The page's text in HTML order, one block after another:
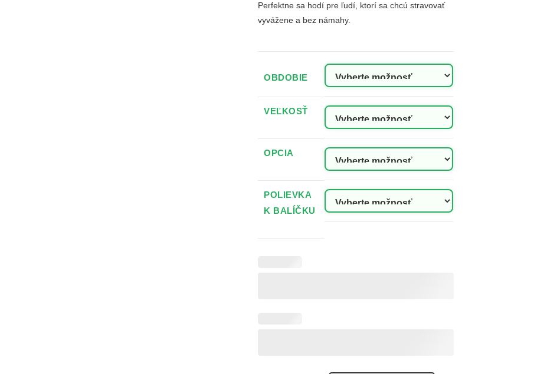
Perfektne sa hodí pre ľudí, ktorí sa chcú stravovať
vyvážene a bez námahy.
OBDOBIE
VEĽKOSŤ
OPCIA
POLIEVKA
K BALÍČKU